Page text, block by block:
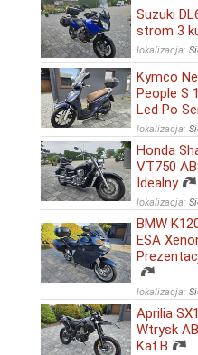
Suzuki
strom 3
lokalizacja:
Kymco
People S
Led Po
lokalizacja:
Honda
VT750
Idealny
lokalizacja:
BMW
ESA
lokalizacja:
Aprilia
Wtrysk
Kat.B